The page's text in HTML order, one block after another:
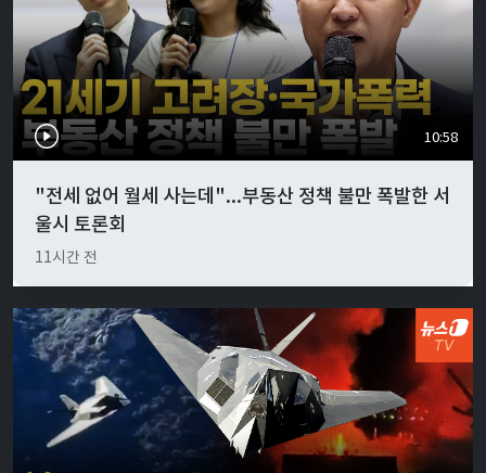
10:58
"전세 없어 월세 사는데"...부동산 정책 불만 폭발한 서
울시 토론회
11시간 전